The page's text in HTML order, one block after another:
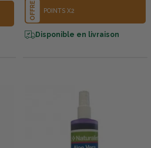
OFFRE POINTS X2
Disponible en livraison